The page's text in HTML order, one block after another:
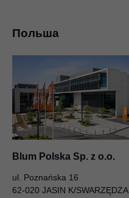
Польша
Blum Polska Sp. z o.o.
ul. Poznańska 16
62-020 JASIN K/SWARZĘDZA